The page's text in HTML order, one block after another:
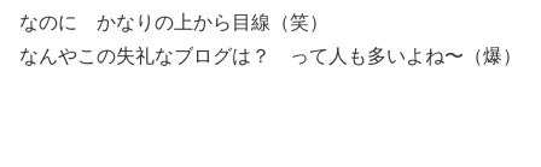
なのに かなりの上から目線（笑）
なんやこの失礼なブログは？ って人も多いよね〜（爆）